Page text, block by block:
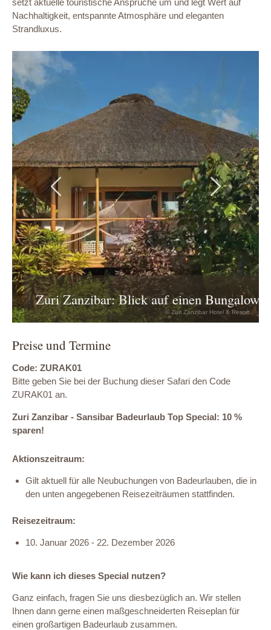
Nachhaltigkeit, entspannte Atmosphäre und eleganten
Strandluxus.
© Zuri Zanzibar Hotel & Resort
Zuri Zanzibar: Blick auf einen Bungalow
Previous Next
Preise und Termine
Code: ZURAK01
Bitte geben Sie bei der Buchung dieser Safari den Code
ZURAK01 an.
Zuri Zanzibar - Sansibar Badeurlaub Top Special: 10 %
sparen!
Aktionszeitraum:
Gilt aktuell für alle Neubuchungen von Badeurlauben, die in
den unten angegebenen Reisezeiträumen stattfinden.
Reisezeitraum:
10. Januar 2026 - 22. Dezember 2026
Wie kann ich dieses Special nutzen?
Ganz einfach, fragen Sie uns diesbezüglich an. Wir stellen
Ihnen dann gerne einen maßgeschneiderten Reiseplan für
einen großartigen Badeurlaub zusammen.